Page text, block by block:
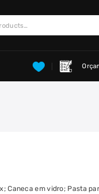
Caneca em vidro; Pasta